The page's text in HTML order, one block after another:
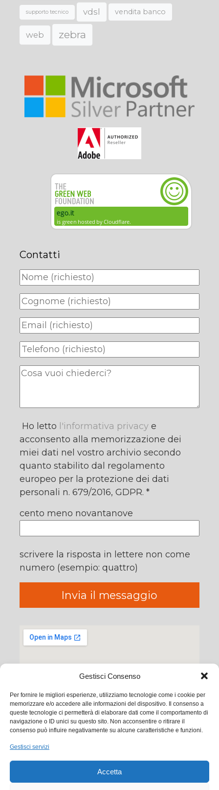
Gestisci Consenso
Per fornire le migliori esperienze, utilizziamo tecnologie come i cookie per
memorizzare e/o accedere alle informazioni del dispositivo. Il consenso a
queste tecnologie ci permetterà di elaborare dati come il comportamento di
navigazione o ID unici su questo sito. Non acconsentire o ritirare il
consenso può influire negativamente su alcune caratteristiche e funzioni.
Gestisci servizi
Accetta
supporto tecnico vdsl vendita banco
web zebra
Contatti
Ho letto l'informativa privacy e
acconsento alla memorizzazione dei
miei dati nel vostro archivio secondo
quanto stabilito dal regolamento
europeo per la protezione dei dati
personali n. 679/2016, GDPR. *
cento meno novantanove
scrivere la risposta in lettere non come
numero (esempio: quattro)
Ego Communication srl
Via Francesco Baracca, 88 50127 Firenze
Tel. +39 0556533256